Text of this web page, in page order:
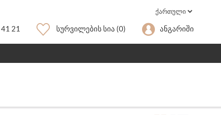
21 Სურვილების Სია (0) Ანგარიში